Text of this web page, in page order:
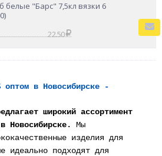
белые "Барс" 7,5кл вязки 6
22.50
оптом в Новосибирске -
широкий ассортимент
Новосибирске.
Мы
изделия для
идеально подходят для